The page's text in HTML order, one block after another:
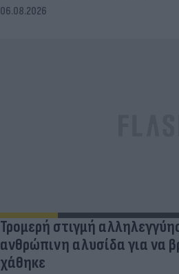
06.08.2026
Τρομερή στιγμή
ανθρώπινη αλυσίδα για να
χάθηκε